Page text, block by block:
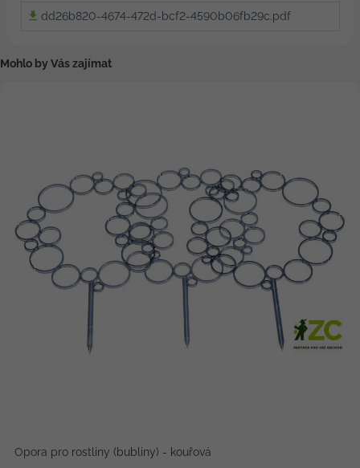
dd26b820-4674-472d-bcf2-4590b06fb29c.pdf
Mohlo by Vás zajímat
Opora pro rostliny (bubliny) - kouřová